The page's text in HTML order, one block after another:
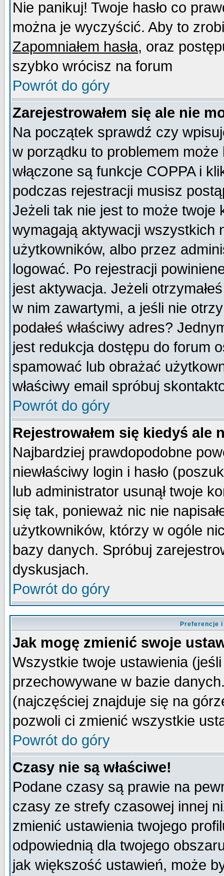
Nie panikuj! Twoje hasło co
można je wyczyścić. Aby to
Zapomniałem hasła, oraz
szybko wrócisz na forum
Powrót do góry
Zarejestrowałem się ale nie
Na początek sprawdź czy
w porządku to problemem
włączone są funkcje COPPA i
podczas rejestracji musisz
Jeżeli tak nie jest to może twoje
wymagają aktywacji wszystkich
użytkowników, albo przez
logować. Po rejestracji
jest aktywacja. Jeżeli
w nim zawartymi, a jeśli nie
podałeś właściwy adres?
jest redukcja dostępu do forum
spamować lub obrażać
właściwy email spróbuj
Powrót do góry
Rejestrowałem się kiedyś ale
Najbardziej prawdopodobne
niewłaściwy login i hasło
lub administrator usunął twoje
się tak, ponieważ nic nie
użytkowników, którzy w ogóle
bazy danych. Spróbuj
dyskusjach.
Powrót do góry
Preferencje
Jak mogę zmienić swoje
Wszystkie twoje ustawienia
przechowywane w bazie
(najczęściej znajduje się na
pozwoli ci zmienić wszystkie
Powrót do góry
Czasy nie są właściwe!
Podane czasy są prawie na
czasy ze strefy czasowej innej
zmienić ustawienia twojego
odpowiednią dla twojego
jak większość ustawień, może